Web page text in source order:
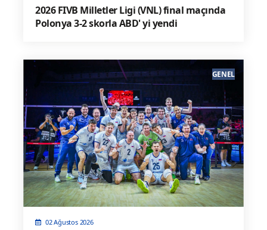
2026 FIVB Milletler Ligi (VNL) final maçında
Polonya 3-2 skorla ABD' yi yendi
02 Ağustos 2026
GENEL